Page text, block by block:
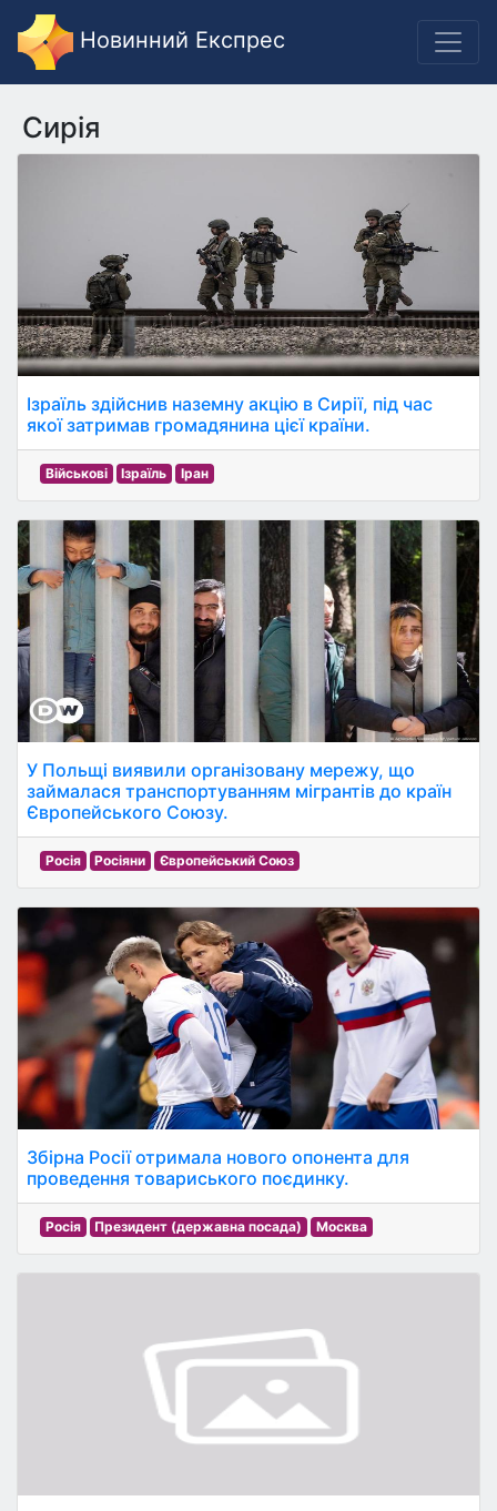
Новинний Експрес
Сирія
Ізраїль здійснив наземну акцію в Сирії, під час
якої затримав громадянина цієї країни.
Військові Ізраїль Іран
У Польщі виявили організовану мережу, що
займалася транспортуванням мігрантів до країн
Європейського Союзу.
Росія Росіяни Європейський Союз
Збірна Росії отримала нового опонента для
проведення товариського поєдинку.
Росія Президент (державна посада) Москва